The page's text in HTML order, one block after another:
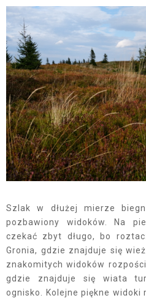
Szlak w dłużej mierze
pozbawiony widoków. Na
czekać zbyt długo, bo
Gronia, gdzie znajduje się
znakomitych widoków
gdzie znajduje się wiata
ognisko. Kolejne piękne widoki